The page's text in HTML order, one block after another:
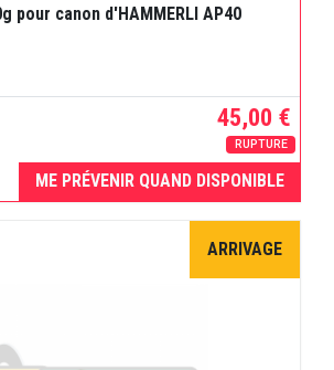
pour canon d'HAMMERLI AP40
45,00 €
RUPTURE
ME PRÉVENIR QUAND DISPONIBLE
ARRIVAGE